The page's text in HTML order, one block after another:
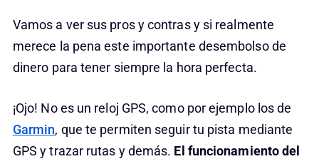
Vamos a ver sus pros y contras y si realmente
merece la pena este importante desembolso de
dinero para tener siempre la hora perfecta.
¡Ojo! No es un reloj GPS, como por ejemplo los de
Garmin, que te permiten seguir tu pista mediante
GPS y trazar rutas y demás. El funcionamiento del